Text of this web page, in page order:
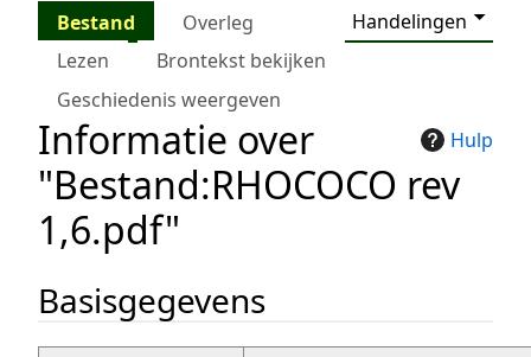
Bestand Overleg
Handelingen
Lezen
Brontekst bekijken
Geschiedenis weergeven
Hulp
Informatie over
"Bestand:RHOCOCO rev
1,6.pdf"
Basisgegevens